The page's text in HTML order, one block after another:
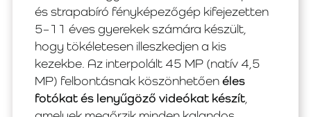
és strapabíró fényképezőgép kifejezetten
5–11 éves gyerekek számára készült,
hogy tökéletesen illeszkedjen a kis
kezekbe. Az interpolált 45 MP (natív 4,5
MP) felbontásnak köszönhetőenéles
fotókat és lenyűgöző videókat készít